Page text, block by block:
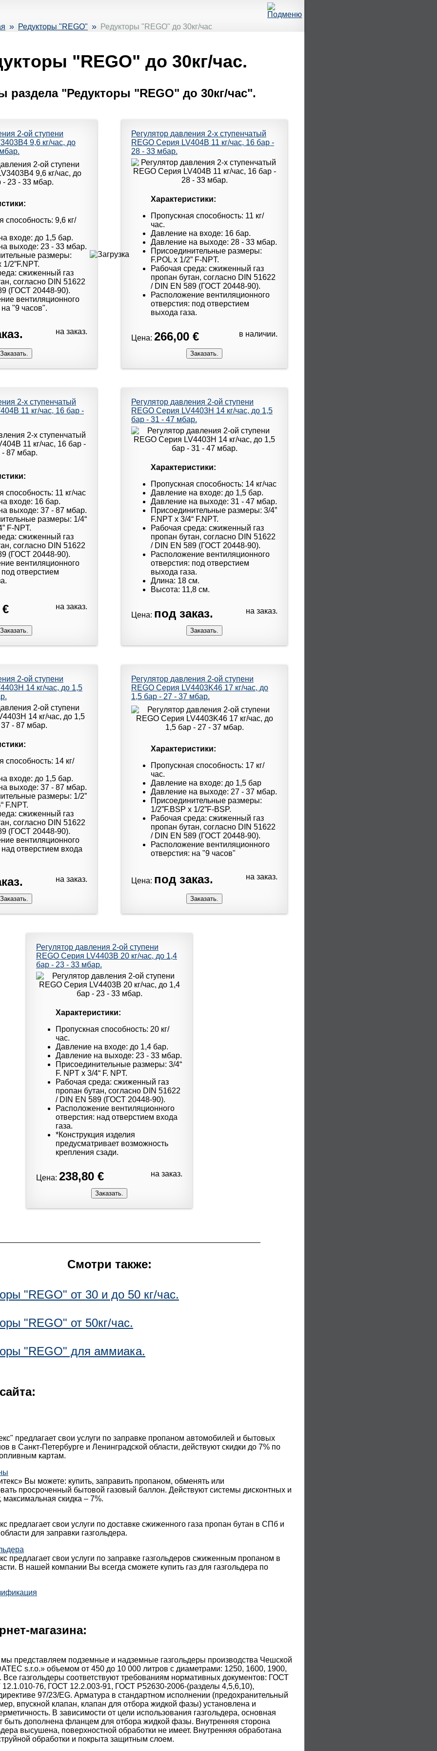
» Редукторы "REGO" » Редукторы "REGO" до 30кг/час
"REGO" до 30кг/час.
раздела "Редукторы "REGO" до 30кг/час".
2-ой ступени
9,6 кг/час, до
способность: 9,6 кг/
входе: до 1,5 бар.
выходе: 23 - 33 мбар.
размеры:
1/2”F.NPT.
сжиженный газ
согласно DIN 51622
(ГОСТ 20448-90).
вентиляционного
"9 часов".
на заказ.
Регулятор давления 2-х ступенчатый
REGO Серия LV404B 11 кг/час, 16 бар -
28 - 33 мбар.
Характеристики:
Пропускная способность: 11 кг/
час.
Давление на входе: 16 бар.
Давление на выходе: 28 - 33 мбар.
Присоединительные размеры:
F.POL x 1/2” F-NPT.
Рабочая среда: сжиженный газ
пропан бутан, согласно DIN 51622
/ DIN EN 589 (ГОСТ 20448-90).
Расположение вентиляционного
отверстия: под отверстием
выхода газа.
Цена: 266,00 € в наличии.
2-х ступенчатый
11 кг/час, 16 бар -
способность: 11 кг/час
входе: 16 бар.
выходе: 37 - 87 мбар.
размеры: 1/4“
F-NPT.
сжиженный газ
согласно DIN 51622
(ГОСТ 20448-90).
вентиляционного
отверстием
€ на заказ.
Регулятор давления 2-ой ступени
REGO Серия LV4403H 14 кг/час, до 1,5
бар - 31 - 47 мбар.
Характеристики:
Пропускная способность: 14 кг/час
Давление на входе: до 1,5 бар.
Давление на выходе: 31 - 47 мбар.
Присоединительные размеры: 3/4”
F.NPT x 3/4“ F.NPT.
Рабочая среда: сжиженный газ
пропан бутан, согласно DIN 51622
/ DIN EN 589 (ГОСТ 20448-90).
Расположение вентиляционного
отверстия: под отверстием
выхода газа.
Длина: 18 см.
Высота: 11,8 см.
Цена: под заказ. на заказ.
2-ой ступени
14 кг/час, до 1,5
способность: 14 кг/
входе: до 1,5 бар.
выходе: 37 - 87 мбар.
размеры: 1/2”
F.NPT.
сжиженный газ
согласно DIN 51622
(ГОСТ 20448-90).
вентиляционного
над отверстием входа
на заказ.
Регулятор давления 2-ой ступени
REGO Серия LV4403K46 17 кг/час, до
1,5 бар - 27 - 37 мбар.
Характеристики:
Пропускная способность: 17 кг/
час.
Давление на входе: до 1,5 бар
Давление на выходе: 27 - 37 мбар.
Присоединительные размеры:
1/2”F.BSP x 1/2”F-BSP.
Рабочая среда: сжиженный газ
пропан бутан, согласно DIN 51622
/ DIN EN 589 (ГОСТ 20448-90).
Расположение вентиляционного
отверстия: на "9 часов"
Цена: под заказ. на заказ.
Регулятор давления 2-ой ступени
REGO Серия LV4403B 20 кг/час, до 1,4
бар - 23 - 33 мбар.
Характеристики:
Пропускная способность: 20 кг/
час.
Давление на входе: до 1,4 бар.
Давление на выходе: 23 - 33 мбар.
Присоединительные размеры: 3/4“
F. NPT x 3/4“ F. NPT.
Рабочая среда: сжиженный газ
пропан бутан, согласно DIN 51622
/ DIN EN 589 (ГОСТ 20448-90).
Расположение вентиляционного
отверстия: над отверстием входа
газа.
*Конструкция изделия
предусматривает возможность
крепления сзади.
Цена: 238,80 € на заказ.
Смотри также:
"REGO" от 30 и до 50 кг/час.
"REGO" от 50кг/час.
"REGO" для аммиака.
предлагает свои услуги по заправке пропаном автомобилей и бытовых
в Санкт-Петербурге и Ленинградской области, действуют скидки до 7% по
картам.
Вы можете: купить, заправить пропаном, обменять или
просроченный бытовой газовый баллон. Действуют системы дисконтных и
максимальная скидка – 7%.
предлагает свои услуги по доставке сжиженного газа пропан бутан в СПб и
для заправки газгольдера.
предлагает свои услуги по заправке газгольдеров сжиженным пропаном в
В нашей компании Вы всегда сможете купить газ для газгольдера по
магазина:
представляем подземные и надземные газгольдеры производства Чешской
s.r.o.» объемом от 450 до 10 000 литров с диаметрами: 1250, 1600, 1900,
газгольдеры соответствуют требованиям нормативных документов: ГОСТ
76, ГОСТ 12.2.003-91, ГОСТ Р52630-2006-(разделы 4,5,6,10),
97/23/EG. Арматура в стандартном исполнении (предохранительный
впускной клапан, клапан для отбора жидкой фазы) установлена и
В зависимости от цели использования газгольдера, основная
быть дополнена фланцем для отбора жидкой фазы. Внутренняя сторона
высушена, поверхностной обработки не имеет. Внутренняя обработана
обработки и покрыта защитным слоем.